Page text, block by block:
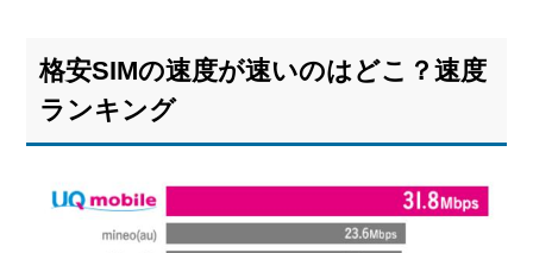
SIM
の速
度が
速い
のは
こ？
格安SIMの速度が速いのはどこ？速度
ランキング